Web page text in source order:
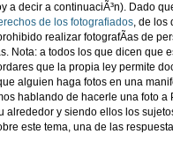
a decir a continuaciÃ³n). Dado
de los fotografiados, de los
realizar fotografÃ­as de
Nota: a todos los que dicen que
que la propia ley permite
alguien haga fotos en una
hablando de hacerle una foto
alrededor y siendo ellos los
este tema, una de las